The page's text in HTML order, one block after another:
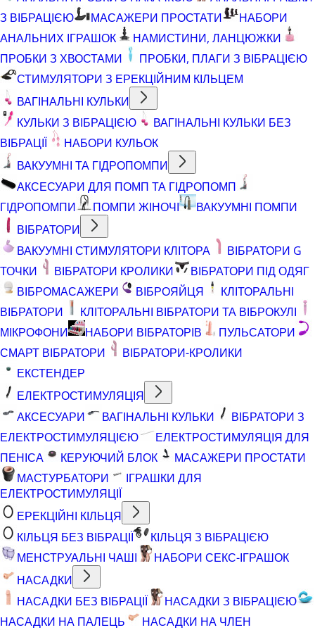
З ВІБРАЦІЄЮ
МАСАЖЕРИ ПРОСТАТИ
НАБОРИ
АНАЛЬНИХ ІГРАШОК
НАМИСТИНИ, ЛАНЦЮЖКИ
ПРОБКИ З ХВОСТАМИ
ПРОБКИ, ПЛАГИ З ВІБРАЦІЄЮ
СТИМУЛЯТОРИ З ЕРЕКЦІЙНИМ КІЛЬЦЕМ
ВАГІНАЛЬНІ КУЛЬКИ
КУЛЬКИ З ВІБРАЦІЄЮ
ВАГІНАЛЬНІ КУЛЬКИ БЕЗ
ВІБРАЦІЇ
НАБОРИ КУЛЬОК
ВАКУУМНІ ТА ГІДРОПОМПИ
АКСЕСУАРИ ДЛЯ ПОМП ТА ГІДРОПОМП
ГІДРОПОМПИ
ПОМПИ ЖІНОЧІ
ВАКУУМНІ ПОМПИ
ВІБРАТОРИ
ВАКУУМНІ СТИМУЛЯТОРИ КЛІТОРА
ВІБРАТОРИ G
ТОЧКИ
ВІБРАТОРИ КРОЛИКИ
ВІБРАТОРИ ПІД ОДЯГ
ВІБРОМАСАЖЕРИ
ВІБРОЯЙЦЯ
КЛІТОРАЛЬНІ
ВІБРАТОРИ
КЛІТОРАЛЬНІ ВІБРАТОРИ ТА ВІБРОКУЛІ
МІКРОФОНИ
НАБОРИ ВІБРАТОРІВ
ПУЛЬСАТОРИ
СМАРТ ВІБРАТОРИ
ВІБРАТОРИ-КРОЛИКИ
ЕКСТЕНДЕР
ЕЛЕКТРОСТИМУЛЯЦІЯ
АКСЕСУАРИ
ВАГІНАЛЬНІ КУЛЬКИ
ВІБРАТОРИ З
ЕЛЕКТРОСТИМУЛЯЦІЄЮ
ЕЛЕКТРОСТИМУЛЯЦІЯ ДЛЯ
ПЕНІСА
КЕРУЮЧИЙ БЛОК
МАСАЖЕРИ ПРОСТАТИ
МАСТУРБАТОРИ
ІГРАШКИ ДЛЯ
ЕЛЕКТРОСТИМУЛЯЦІЇ
ЕРЕКЦІЙНІ КІЛЬЦЯ
КІЛЬЦЯ БЕЗ ВІБРАЦІЇ
КІЛЬЦЯ З ВІБРАЦІЄЮ
МЕНСТРУАЛЬНІ ЧАШІ
НАБОРИ СЕКС-ІГРАШОК
НАСАДКИ
НАСАДКИ БЕЗ ВІБРАЦІЇ
НАСАДКИ З ВІБРАЦІЄЮ
НАСАДКИ НА ПАЛЕЦЬ
НАСАДКИ НА ЧЛЕН